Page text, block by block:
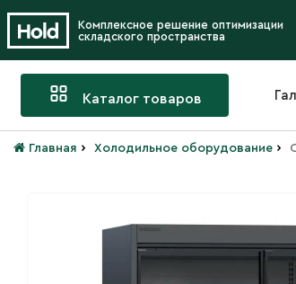
Комплексное решение оптимизации
складского пространства
Каталог товаров
Главная › Холодильное оборудование ›